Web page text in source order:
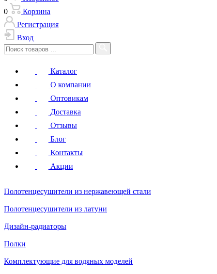
0
Корзина
Регистрация
Вход
Каталог
О компании
Оптовикам
Доставка
Отзывы
Блог
Контакты
Акции
Полотенцесушители из нержавеющей стали
Полотенцесушители из латуни
Дизайн-радиаторы
Полки
Комплектующие для водяных моделей